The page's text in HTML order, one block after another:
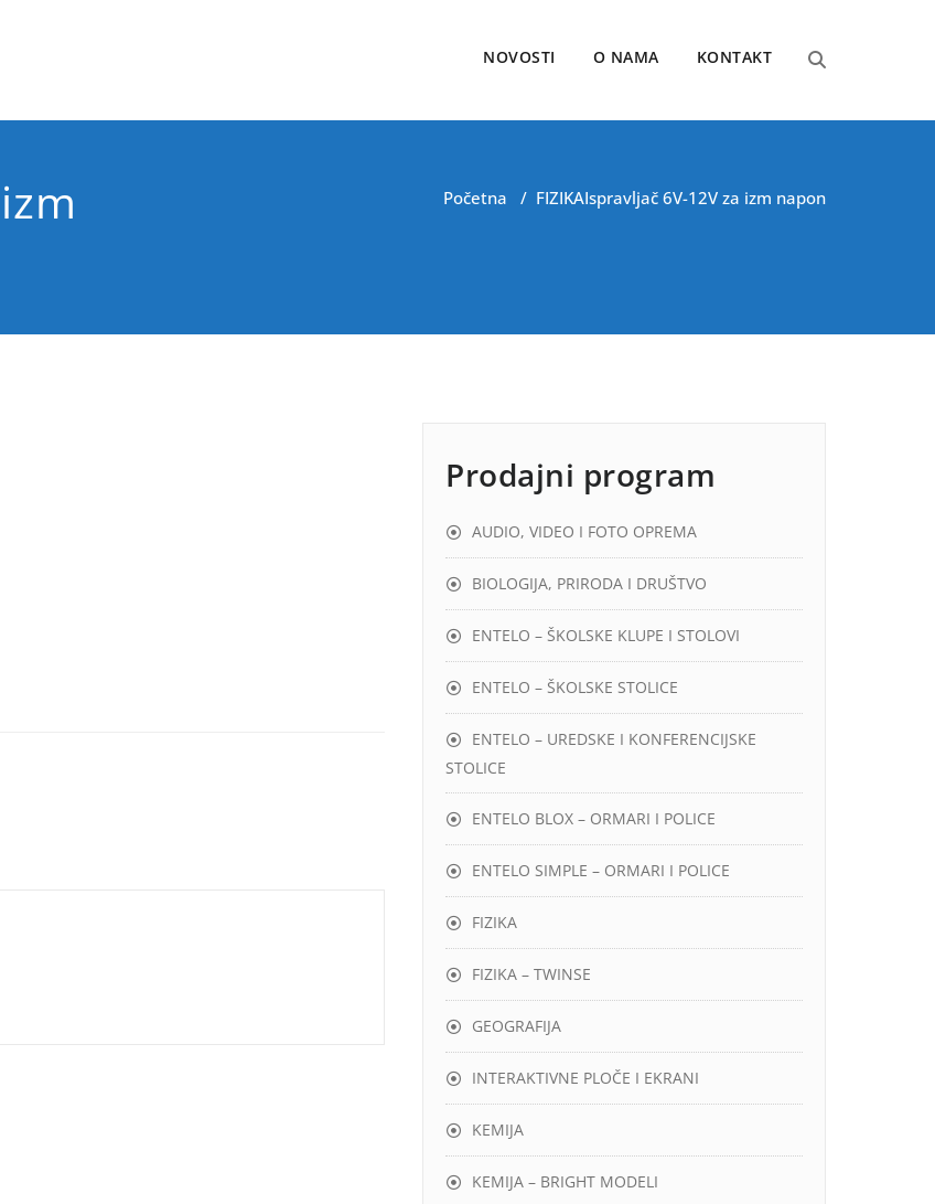
NOVOSTI O NAMA KONTAKT
Početna / FIZIKAIspravljač 6V-12V za izm napon
Prodajni program
AUDIO, VIDEO I FOTO OPREMA
BIOLOGIJA, PRIRODA I DRUŠTVO
ENTELO – ŠKOLSKE KLUPE I STOLOVI
ENTELO – ŠKOLSKE STOLICE
ENTELO – UREDSKE I KONFERENCIJSKE
STOLICE
ENTELO BLOX – ORMARI I POLICE
ENTELO SIMPLE – ORMARI I POLICE
FIZIKA
FIZIKA – TWINSE
GEOGRAFIJA
INTERAKTIVNE PLOČE I EKRANI
KEMIJA
KEMIJA – BRIGHT MODELI